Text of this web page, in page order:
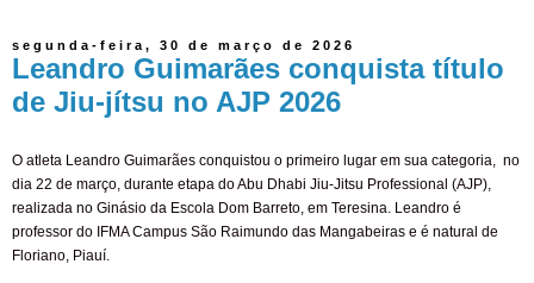
segunda-feira, 30 de março de 2026
Leandro Guimarães conquista título
de Jiu-jítsu no AJP 2026
O atleta Leandro Guimarães conquistou o primeiro lugar em sua categoria, no
dia 22 de março, durante etapa do Abu Dhabi Jiu-Jitsu Professional (AJP),
realizada no Ginásio da Escola Dom Barreto, em Teresina. Leandro é
professor do IFMA Campus São Raimundo das Mangabeiras e é natural de
Floriano, Piauí.